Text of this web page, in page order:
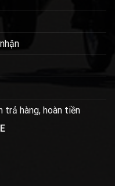
trả hàng, hoàn tiền